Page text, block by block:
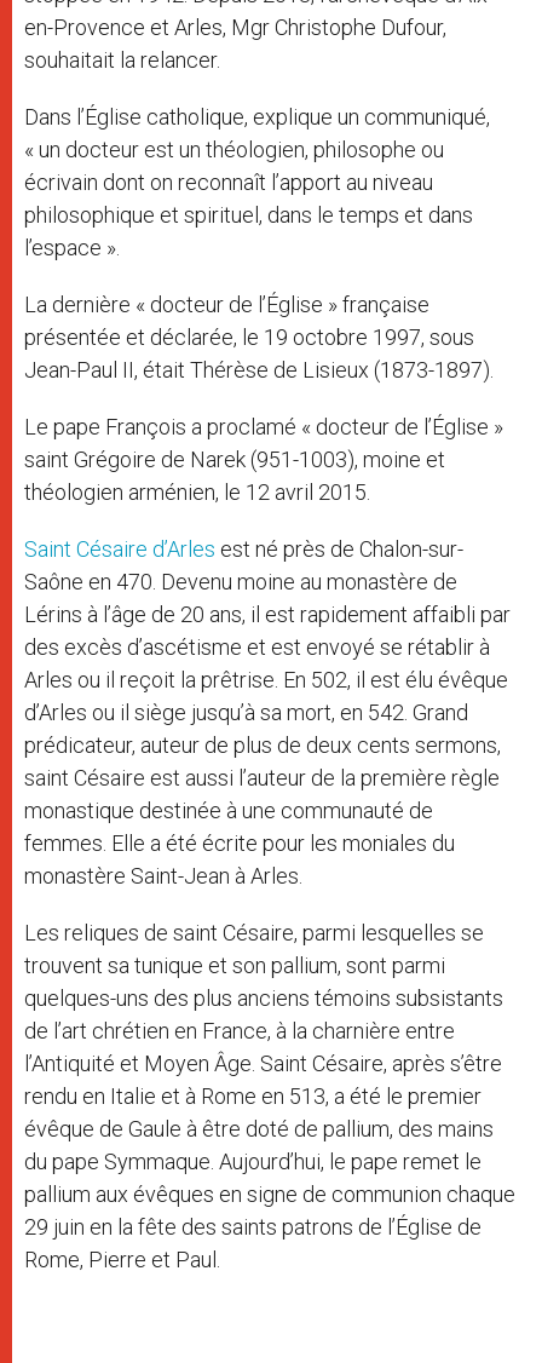
en-Provence et Arles, Mgr Christophe Dufour,
souhaitait la relancer.
Dans l’Église catholique, explique un communiqué,
« un docteur est un théologien, philosophe ou
écrivain dont on reconnaît l’apport au niveau
philosophique et spirituel, dans le temps et dans
l’espace ».
La dernière « docteur de l’Église » française
présentée et déclarée, le 19 octobre 1997, sous
Jean-Paul II, était Thérèse de Lisieux (1873-1897).
Le pape François a proclamé « docteur de l’Église »
saint Grégoire de Narek (951-1003), moine et
théologien arménien, le 12 avril 2015.
Saint Césaire d’Arles est né près de Chalon-sur-
Saône en 470. Devenu moine au monastère de
Lérins à l’âge de 20 ans, il est rapidement affaibli par
des excès d’ascétisme et est envoyé se rétablir à
Arles ou il reçoit la prêtrise. En 502, il est élu évêque
d’Arles ou il siège jusqu’à sa mort, en 542. Grand
prédicateur, auteur de plus de deux cents sermons,
saint Césaire est aussi l’auteur de la première règle
monastique destinée à une communauté de
femmes. Elle a été écrite pour les moniales du
monastère Saint-Jean à Arles.
Les reliques de saint Césaire, parmi lesquelles se
trouvent sa tunique et son pallium, sont parmi
quelques-uns des plus anciens témoins subsistants
de l’art chrétien en France, à la charnière entre
l’Antiquité et Moyen Âge. Saint Césaire, après s’être
rendu en Italie et à Rome en 513, a été le premier
évêque de Gaule à être doté de pallium, des mains
du pape Symmaque. Aujourd’hui, le pape remet le
pallium aux évêques en signe de communion chaque
29 juin en la fête des saints patrons de l’Église de
Rome, Pierre et Paul.